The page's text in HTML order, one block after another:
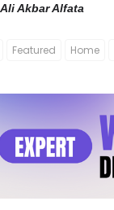
Ali Akbar Alfata
Featured Home